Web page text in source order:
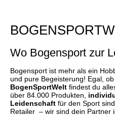
Wo Bogensport zur
Bogensport ist mehr als ein
und pure Begeisterung! Egal,
BogenSportWelt findest du
über 84.000 Produkten,
Leidenschaft für den Sport
Retailer – wir sind dein Partner